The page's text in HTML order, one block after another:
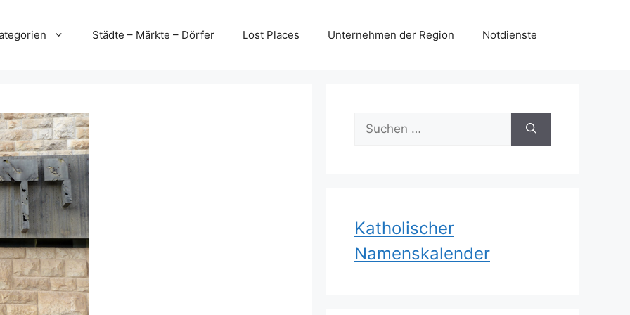
Städte – Märkte – Dörfer Lost Places Unternehmen der Region Notdienste
Suchen
nach:
Katholischer
Namenskalender